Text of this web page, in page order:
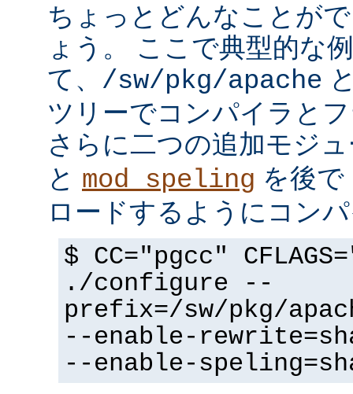
ちょっとどんなことが
ょう。 ここで典型的な
て、 /sw/pkg/apache
ツリーでコンパイラと
さらに二つの追加モジ
と mod_speling を後
ロードするようにコン
$ CC="pgcc"
./configure --
prefix=/sw/pkg/
--enable-
--enable-